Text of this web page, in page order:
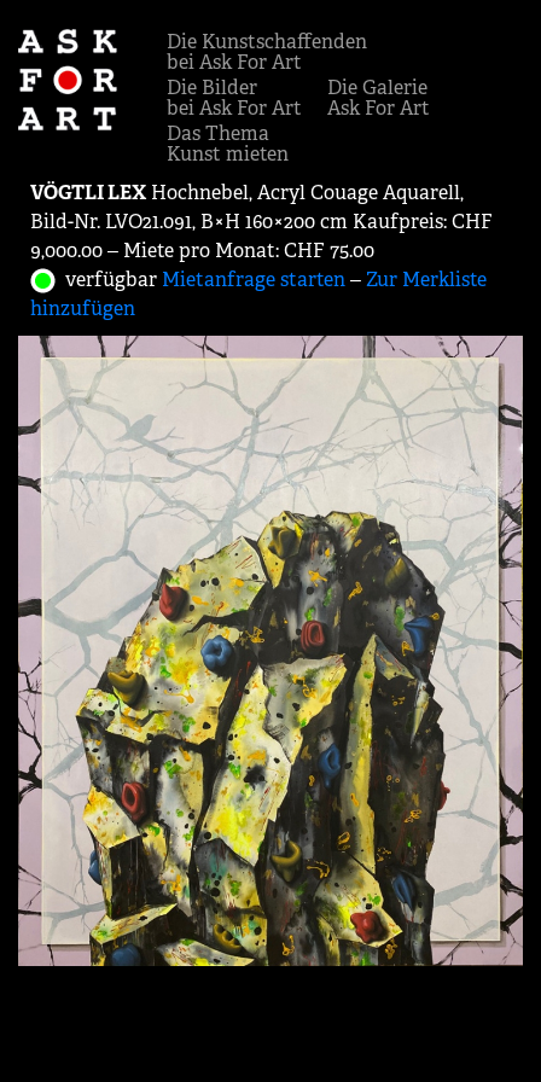
Die Kunstschaffenden
bei Ask For Art
Die Bilder
bei Ask For Art
Die Galerie
Ask For Art
Das Thema
Kunst mieten
VÖGTLI LEX Hochnebel, Acryl Couage Aquarell,
Bild-Nr. LVO21.091, B×H 160×200 cm Kaufpreis: CHF
9,000.00 ‒ Miete pro Monat: CHF 75.00
verfügbar Mietanfrage starten‒Zur Merkliste
hinzufügen